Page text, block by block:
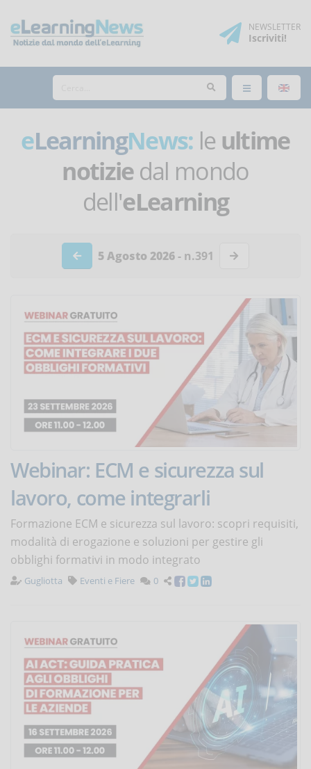
NEWSLETTER
Iscriviti!
eLearningNews: le ultime
notiziedal mondo
dell'eLearning
5 Agosto 2026- n.391
Webinar: ECM e sicurezza sul
lavoro, come integrarli
Formazione ECM e sicurezza sul lavoro: scopri requisiti,
modalità di erogazione e soluzioni per gestire gli
obblighi formativi in modo integrato
Gugliotta Eventi e Fiere 0